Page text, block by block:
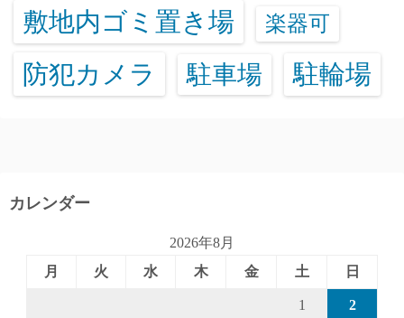
敷地内ゴミ置き場
楽器可
防犯カメラ 駐車場 駐輪場
カレンダー
2026年8月
月
火 水 木 金 土 日
1 2